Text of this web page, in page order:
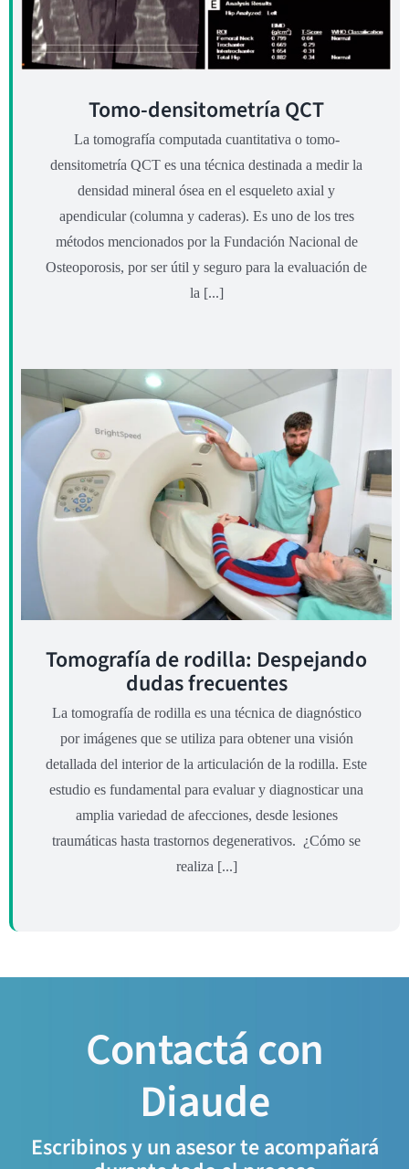
Tomo-densitometría QCT
La tomografía computada cuantitativa o tomo-
densitometría QCT es una técnica destinada a medir la
densidad mineral ósea en el esqueleto axial y
apendicular (columna y caderas). Es uno de los tres
métodos mencionados por la Fundación Nacional de
Osteoporosis, por ser útil y seguro para la evaluación de
la [...]
Tomografía de rodilla: Despejando
dudas frecuentes
La tomografía de rodilla es una técnica de diagnóstico
por imágenes que se utiliza para obtener una visión
detallada del interior de la articulación de la rodilla. Este
estudio es fundamental para evaluar y diagnosticar una
amplia variedad de afecciones, desde lesiones
traumáticas hasta trastornos degenerativos. ¿Cómo se
realiza [...]
Contactá con
Diaude
Escribinos y un asesor te acompañará